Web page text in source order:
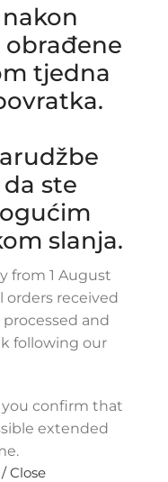
obrađene
tjedna
ste
slanja.
from 1 August
orders received
and
following our
confirm that
extended
Close
motora
CRDi, 25411-
25411-H1910,
radni dan)